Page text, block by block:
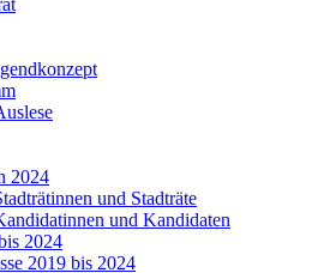
2024
und Stadträte
und Kandidaten
2024
2019 bis 2024